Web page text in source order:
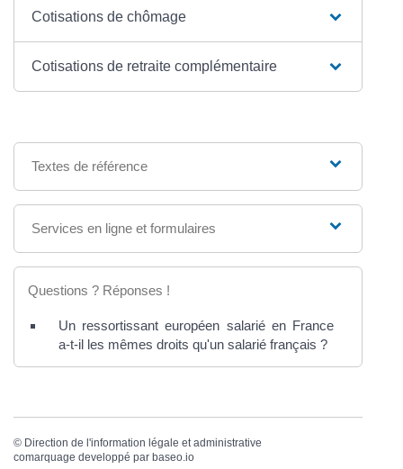
Cotisations de chômage
Cotisations de retraite complémentaire
Textes de référence
Services en ligne et formulaires
Questions ? Réponses !
Un ressortissant européen salarié en France
a-t-il les mêmes droits qu'un salarié français ?
© Direction de l'information légale et administrative
comarquage developpé par baseo.io